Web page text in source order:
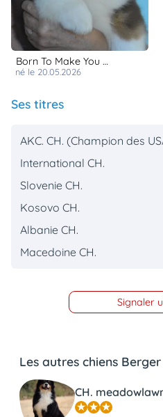
Born To Make You Happy
né le 20.05.2026
Ses titres
AKC. CH. (Champion des
International CH.
Slovenie CH.
Kosovo CH.
Albanie CH.
Macedoine CH.
Signaler
Les autres chiens
CH.